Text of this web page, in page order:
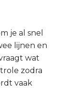
je al snel
lijnen en
wat
zodra
vaak